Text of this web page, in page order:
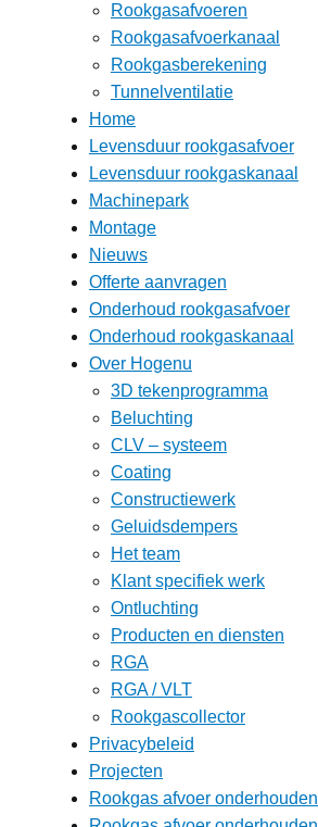
Rookgasafvoeren
Rookgasafvoerkanaal
Rookgasberekening
Tunnelventilatie
Home
Levensduur rookgasafvoer
Levensduur rookgaskanaal
Machinepark
Montage
Nieuws
Offerte aanvragen
Onderhoud rookgasafvoer
Onderhoud rookgaskanaal
Over Hogenu
3D tekenprogramma
Beluchting
CLV – systeem
Coating
Constructiewerk
Geluidsdempers
Het team
Klant specifiek werk
Ontluchting
Producten en diensten
RGA
RGA / VLT
Rookgascollector
Privacybeleid
Projecten
Rookgas afvoer onderhouden